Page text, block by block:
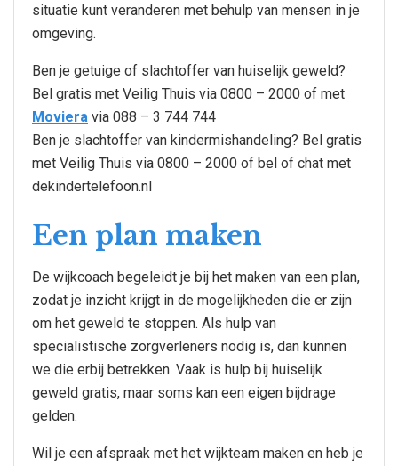
situatie kunt veranderen met behulp van mensen in je
omgeving.
Ben je getuige of slachtoffer van huiselijk geweld?
Bel gratis met Veilig Thuis via 0800 – 2000 of met
Moviera via 088 – 3 744 744
Ben je slachtoffer van kindermishandeling? Bel gratis
met Veilig Thuis via 0800 – 2000 of bel of chat met
dekindertelefoon.nl
Een plan maken
De wijkcoach begeleidt je bij het maken van een plan,
zodat je inzicht krijgt in de mogelijkheden die er zijn
om het geweld te stoppen. Als hulp van
specialistische zorgverleners nodig is, dan kunnen
we die erbij betrekken. Vaak is hulp bij huiselijk
geweld gratis, maar soms kan een eigen bijdrage
gelden.
Wil je een afspraak met het wijkteam maken en heb je